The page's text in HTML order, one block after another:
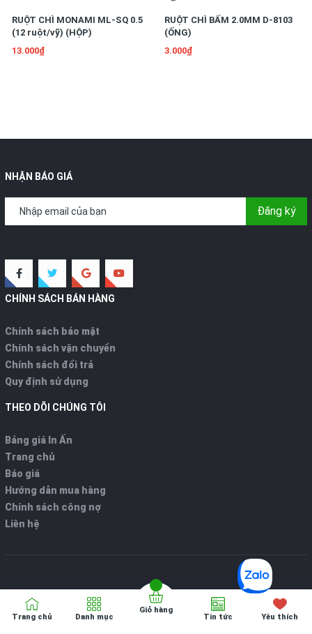
RUỘT CHÌ MONAMI ML-SQ 0.5
(12 ruột/vỹ) (HỘP)
13.000₫
RUỘT CHÌ BẤM 2.0MM D-8103
(ỐNG)
3.000₫
NHẬN BÁO GIÁ
Đăng ký
CHÍNH SÁCH BÁN HÀNG
Chính sách bảo mật
Chính sách vận chuyển
Chính sách đổi trả
Quy định sử dụng
THEO DÕI CHÚNG TÔI
Bảng giá In Ấn
Trang chủ
Báo giá
Hướng dẫn mua hàng
Chính sách công nợ
Liên hệ
Bản quyển thuộc vềVPP ONLINE
Trang chủ Danh mục
Giỏ hàng
Tin tức Yêu thích